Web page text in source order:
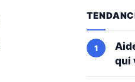
qui